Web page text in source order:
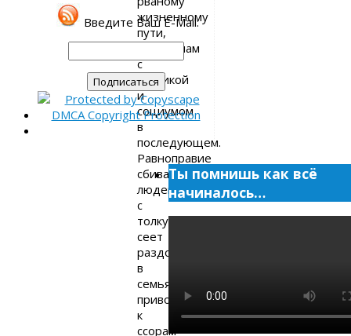
жизненному
пути,
проблемам
с
психикой
и
социумом
в
последующем.
Равноправие
сбивает
людей
с
толку,
сеет
раздоры
в
семьях,
приводит
к
ссорам
Введите Ваш E-Mail:
Ты помнишь как всё
начиналось…